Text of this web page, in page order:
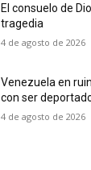
El consuelo de
tragedia
4 de agosto de 2026
Venezuela en
con ser
4 de agosto de 2026